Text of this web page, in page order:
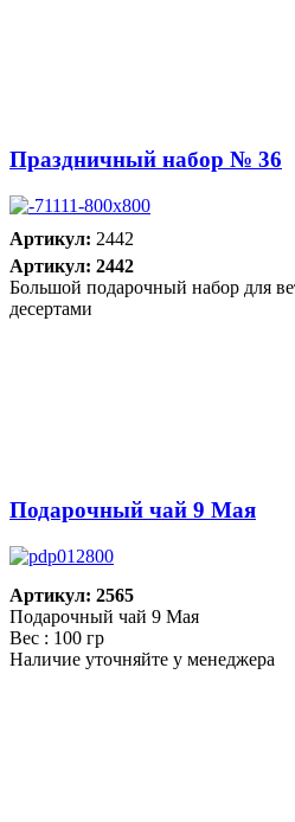
Праздничный набор № 36
Артикул: 2442
Артикул: 2442
Большой подарочный набор для
десертами
Подарочный чай 9 Мая
Артикул: 2565
Подарочный чай 9 Мая
Вес : 100 гр
Наличие уточняйте у менеджера